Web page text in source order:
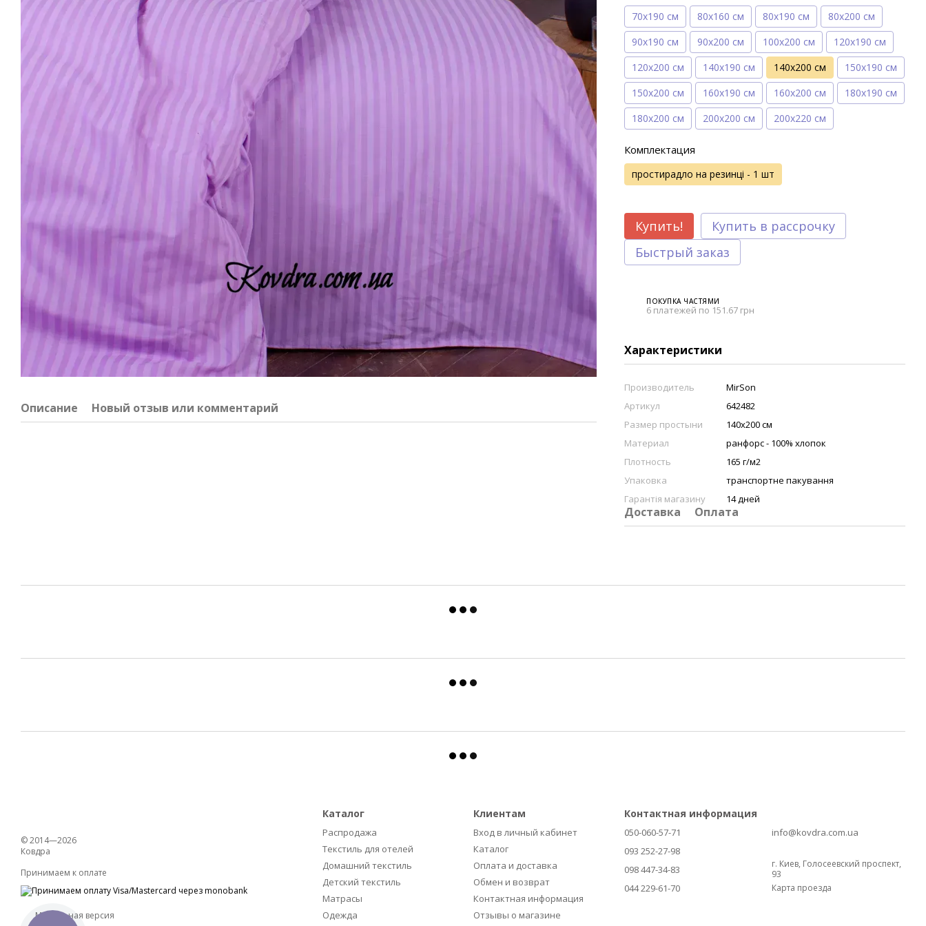
Описание Новый отзыв или комментарий
70х190 см 80х160 см 80х190 см
80х200 см
90х190 см
90х200 см 100х200 см
120х190 см
120х200 см
140х190 см 140х200 см
150х190 см
150х200 см
160х190 см 160х200 см
180х190 см
180х200 см
200х200 см 200х220 см
Комплектация
простирадло на резинці - 1 шт
Купить!
Купить в рассрочку
Быстрый заказ
ПОКУПКА ЧАСТЯМИ
6 платежей по 151.67 грн
Характеристики
Производитель
MirSon
Артикул
642482
Размер простыни
140х200 см
Материал
ранфорс - 100% хлопок
Плотность
165 г/м2
Упаковка
транспортне пакування
Гарантія магазину
14 дней
Доставка Оплата
© 2014—2026
Ковдра
Принимаем к оплате
Мобильная версия
Каталог
Распродажа
Текстиль для отелей
Домашний текстиль
Детский текстиль
Матрасы
Одежда
Клиентам
Вход в личный кабинет
Каталог
Оплата и доставка
Обмен и возврат
Контактная информация
Отзывы о магазине
Контактная информация
050-060-57-71
093 252-27-98
098 447-34-83
044 229-61-70
info@kovdra.com.ua
г. Киев, Голосеевский проспект,
93
Карта проезда